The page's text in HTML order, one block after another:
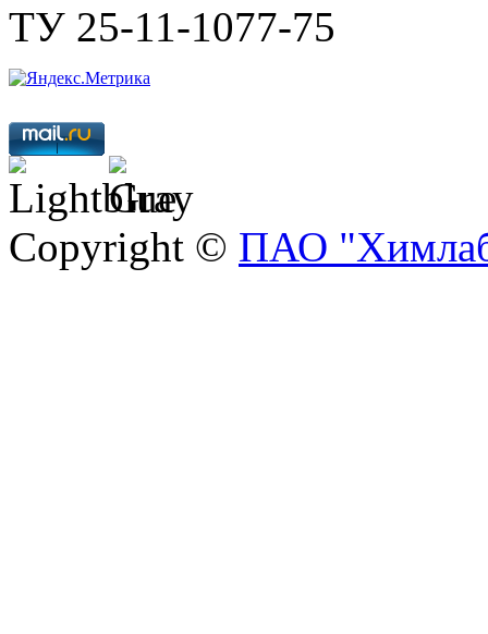
ТУ 25-11-1077-75
Copyright © ПАО